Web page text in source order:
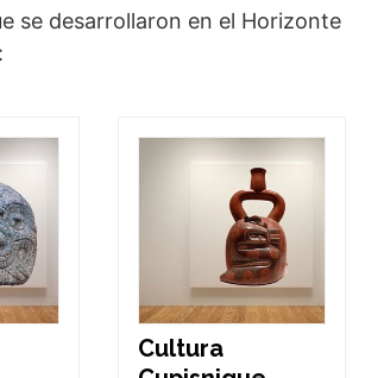
se desarrollaron en el Horizonte
Cultura